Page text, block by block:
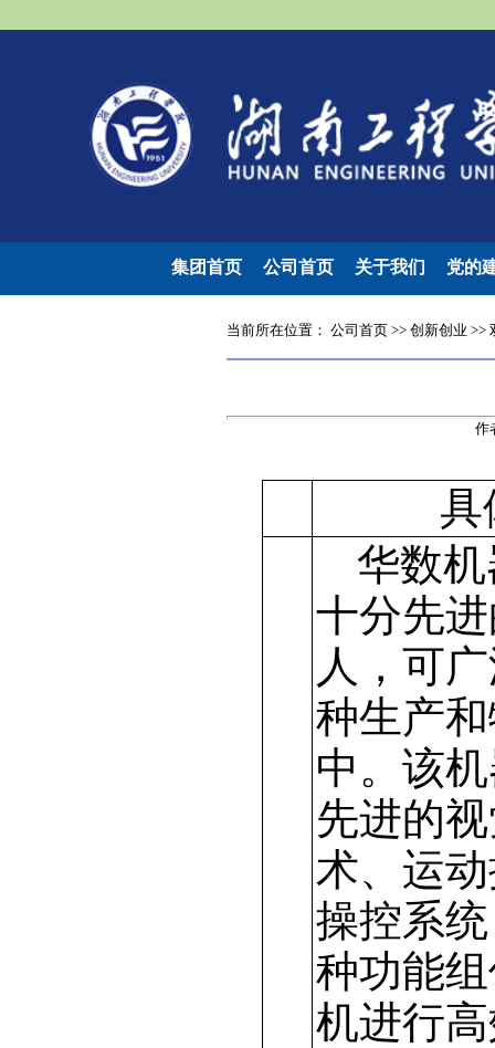
集团首页 公司首页 关于我们 党的
当前所在位置： 公司首页>> 创新创业 >>
作
具
华数
十分先
人，可
种生产
中。该
先进的
术、运
操控系
种功能
机进行